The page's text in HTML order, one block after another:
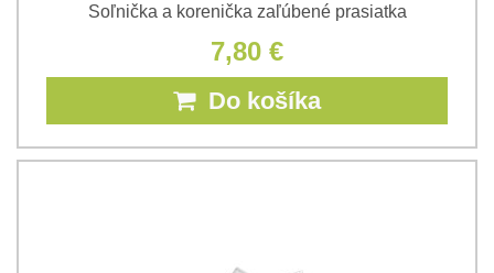
Soľnička a korenička zaľúbené prasiatka
7,80 €
Do košíka